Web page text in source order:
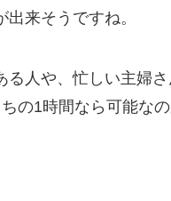
出来そうですね。
る人や、忙しい主婦
の1時間なら可能な